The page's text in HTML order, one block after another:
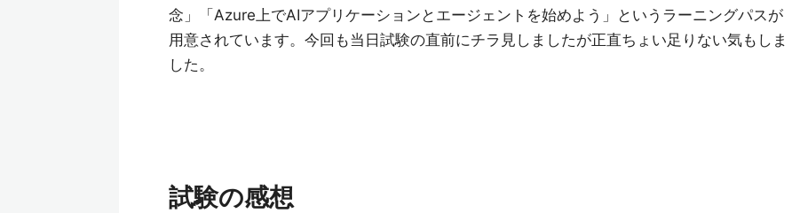
念」「Azure上でAIアプリケーションとエージェントを始めよう」というラーニングパスが
用意されています。今回も当日試験の直前にチラ見しましたが正直ちょい足りない気もしま
した。
試験の感想